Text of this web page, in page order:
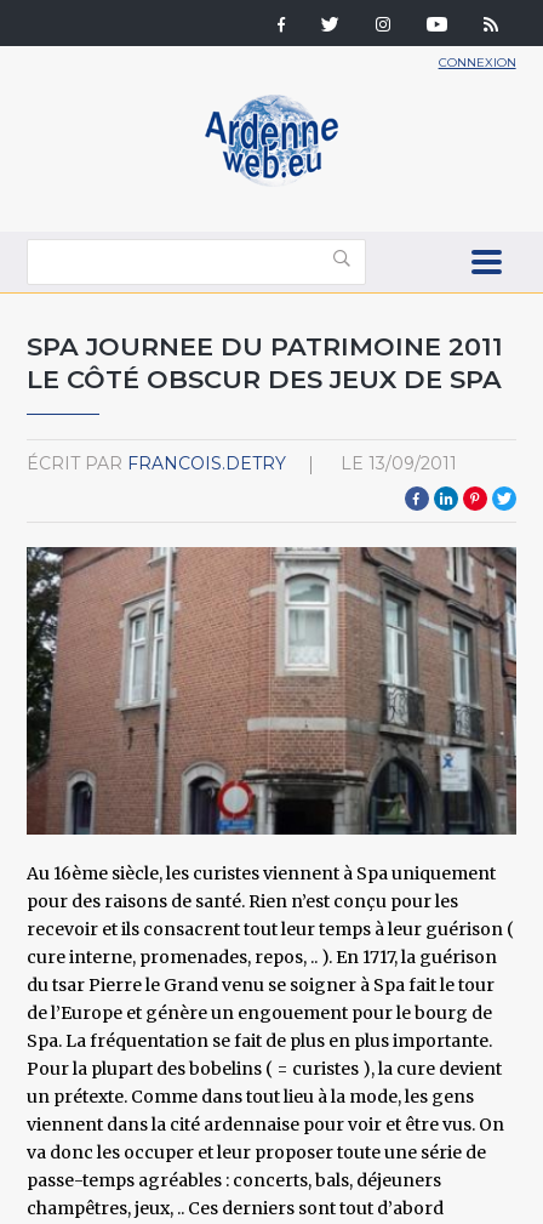
CONNEXION
SPA JOURNEE DU PATRIMOINE 2011
LE CÔTÉ OBSCUR DES JEUX DE SPA
ÉCRIT PAR FRANCOIS.DETRY LE 13/09/2011
Au 16ème siècle, les curistes viennent à Spa uniquement
pour des raisons de santé. Rien n’est conçu pour les
recevoir et ils consacrent tout leur temps à leur guérison (
cure interne, promenades, repos, .. ). En 1717, la guérison
du tsar Pierre le Grand venu se soigner à Spa fait le tour
de l’Europe et génère un engouement pour le bourg de
Spa. La fréquentation se fait de plus en plus importante.
Pour la plupart des bobelins ( = curistes ), la cure devient
un prétexte. Comme dans tout lieu à la mode, les gens
viennent dans la cité ardennaise pour voir et être vus. On
va donc les occuper et leur proposer toute une série de
passe-temps agréables : concerts, bals, déjeuners
champêtres, jeux, .. Ces derniers sont tout d’abord